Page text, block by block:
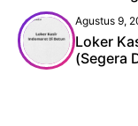
Agustus 9,
Loker
(Segera